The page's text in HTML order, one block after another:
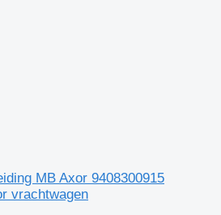
MB Axor 9408300915
vrachtwagen